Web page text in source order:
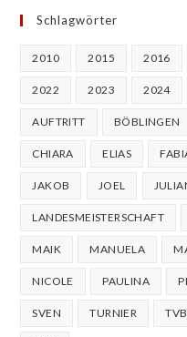
Schlagwörter
2010 2015 2016
2022 2023 2024
AUFTRITT BÖBLINGEN
CHIARA ELIAS
JAKOB JOEL
LANDESMEISTERSCHAFT
MAIK MANUELA
NICOLE PAULINA
SVEN TURNIER TVB